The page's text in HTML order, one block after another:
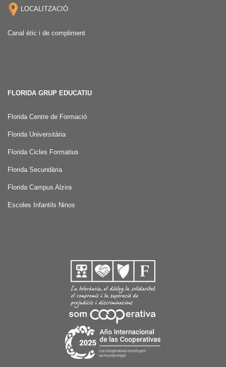
LOCALITZACIÓ
Canal ètic i de compliment
FLORIDA GRUP EDUCATIU
Florida Centre de Formació
Florida Universitària
Florida Cicles Formatius
Florida Secundària
Florida Campus Alzira
Escoles Infantils Ninos